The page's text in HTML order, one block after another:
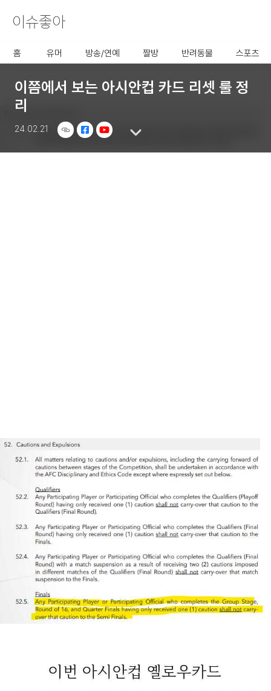
사용할 공유 링크를 선택 해 주
이슈좋아
홈 유머 방송/연예 짤방 반려동물 스포츠
이쯤에서 보는 아시안컵 카드 리셋 룰 정
리
24.02.21